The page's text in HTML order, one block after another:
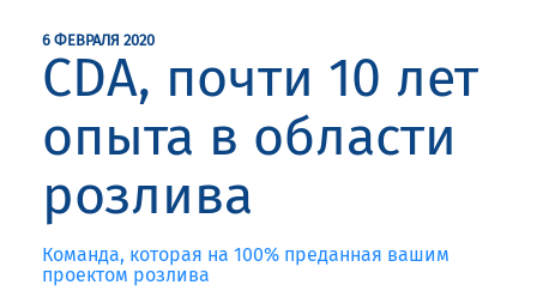
6 ФЕВРАЛЯ 2020
CDA, почти 10 лет
опыта в области
розлива
Команда, которая на 100% преданная вашим
проектом розлива